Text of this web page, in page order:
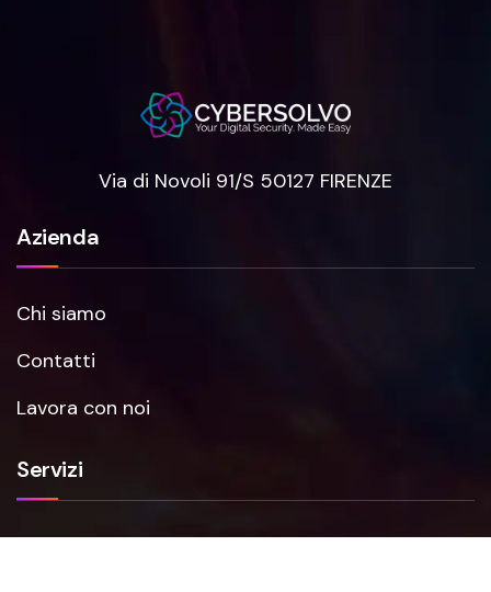
Via di Novoli 91/S 50127 FIRENZE
Azienda
Chi siamo
Contatti
Lavora con noi
Servizi
Smartfense